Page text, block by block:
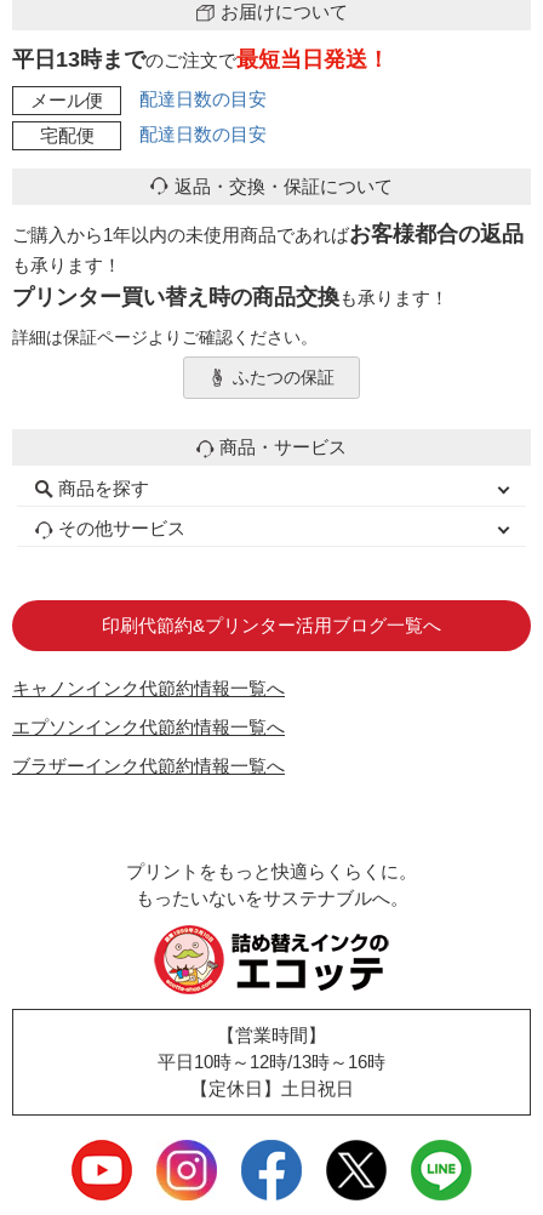
お届けについて
平日13時までのご注文で最短当日発送！
メール便
配達日数の目安
宅配便
配達日数の目安
返品・交換・保証について
ご購入から1年以内の未使用商品であればお客様都合の返品
も承ります！
プリンター買い替え時の商品交換も承ります！
詳細は保証ページよりご確認ください。
ふたつの保証
商品・サービス
商品を探す
初心者用セット
キャノンインク
エプソンインク
ブラザーインク
詰め替えインク
互換インクボトル
互換インクカートリッジ
再生インクカートリッジ
トナーカートリッジ
その他サービス
印刷代節約&プリンター活用ブログ一覧へ
キャノンインク代節約情報一覧へ
エプソンインク代節約情報一覧へ
ブラザーインク代節約情報一覧へ
プリントをもっと快適らくらくに。
もったいないをサステナブルへ。
【営業時間】
平日10時～12時/13時～16時
【定休日】土日祝日